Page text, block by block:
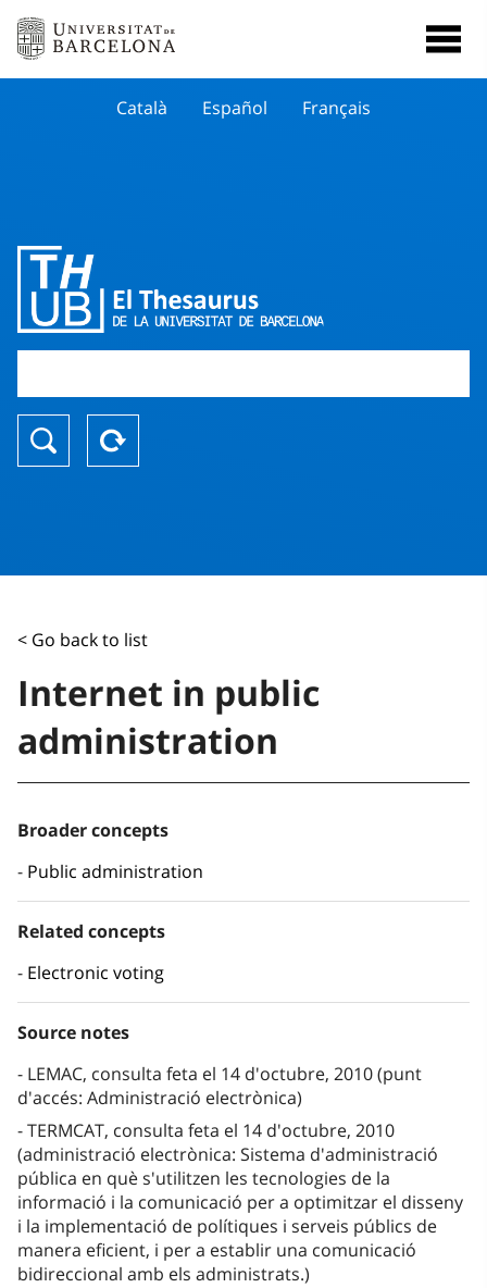
Català Español Français
< Go back to list
Internet in public
administration
Broader concepts
Public administration
Related concepts
Electronic voting
Source notes
LEMAC, consulta feta el 14 d'octubre, 2010 (punt
d'accés: Administració electrònica)
TERMCAT, consulta feta el 14 d'octubre, 2010
(administració electrònica: Sistema d'administració
pública en què s'utilitzen les tecnologies de la
informació i la comunicació per a optimitzar el disseny
i la implementació de polítiques i serveis públics de
manera eficient, i per a establir una comunicació
bidireccional amb els administrats.)